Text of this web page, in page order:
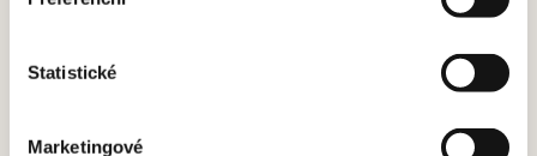
Statistické
Marketingové